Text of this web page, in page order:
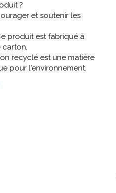
?
et soutenir les
produit est fabriqué à
carton,
recyclé est une matière
pour l'environnement.